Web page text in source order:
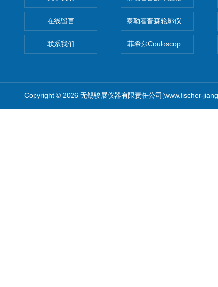
在线留言
联系我们
泰勒霍普森轮廓仪|TAYLOR
菲希尔Couloscope CMS2电
Copyright © 2026 无锡骏展仪器有限责任公司(www.fischer-